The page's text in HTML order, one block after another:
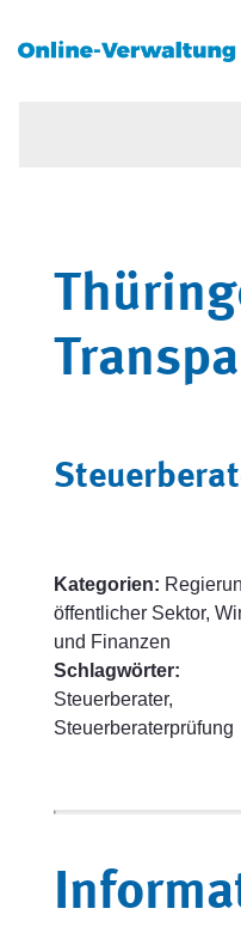
Kategorien:
öffentlicher Sektor,
und Finanzen
Schlagwörter:
Steuerberater,
Steuerberaterprüfung